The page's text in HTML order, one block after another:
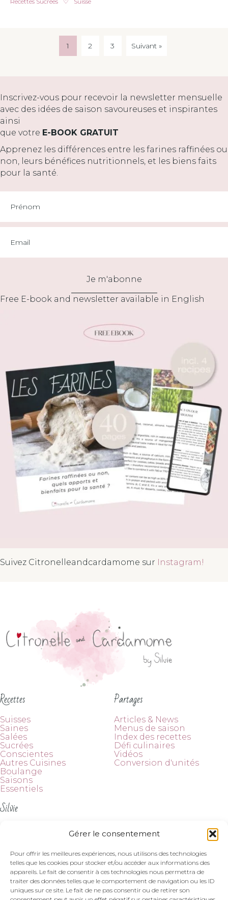
Gérer le consentement
Pour offrir les meilleures expériences, nous utilisons des technologies
telles que les cookies pour stocker et/ou accéder aux informations des
appareils. Le fait de consentir à ces technologies nous permettra de
traiter des données telles que le comportement de navigation ou les ID
uniques sur ce site. Le fait de ne pas consentir ou de retirer son
1 2 3 Suivant »
Inscrivez-vous pour recevoir la newsletter mensuelle
avec des idées de saison savoureuses et inspirantes
ainsi
que votre E-BOOK GRATUIT
Apprenez les différences entre les farines raffinées ou
non, leurs bénéfices nutritionnels, et les biens faits
pour la santé.
Je m'abonne
Free E-book and newsletter available in English
Suivez Citronelleandcardamome sur Instagram!
Recettes
Suisses
Saines
Salées
Sucrées
Conscientes
Autres Cuisines
Boulange
Saisons
Essentiels
Partages
Articles & News
Menus de saison
Index des recettes
Défi culinaires
Vidéos
Conversion d'unités
Silvie
Suivez-moi